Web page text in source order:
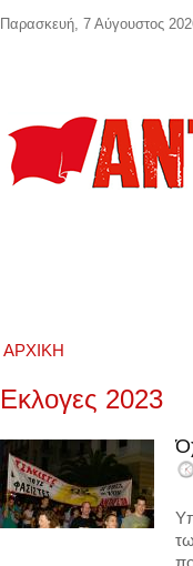
ΑΡΧΙΚΉ
Εκλογες 2023
Παρασκευή, 7 Αύγουστος